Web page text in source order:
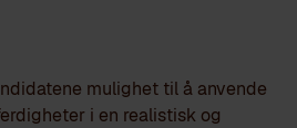
mulighet til å anvende
i en realistisk og